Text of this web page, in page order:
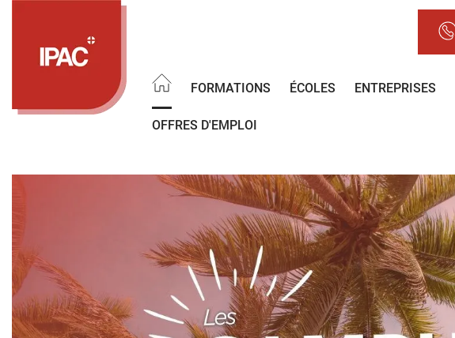
contenu
FORMATIONS ÉCOLES ENTREPRISES
OFFRES D'EMPLOI